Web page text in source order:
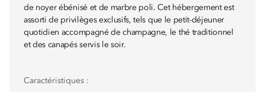
de noyer ébénisé et de marbre poli. Cet hébergement est
assorti de privilèges exclusifs, tels que le petit-déjeuner
quotidien accompagné de champagne, le thé traditionnel
et des canapés servis le soir.
Caractéristiques :